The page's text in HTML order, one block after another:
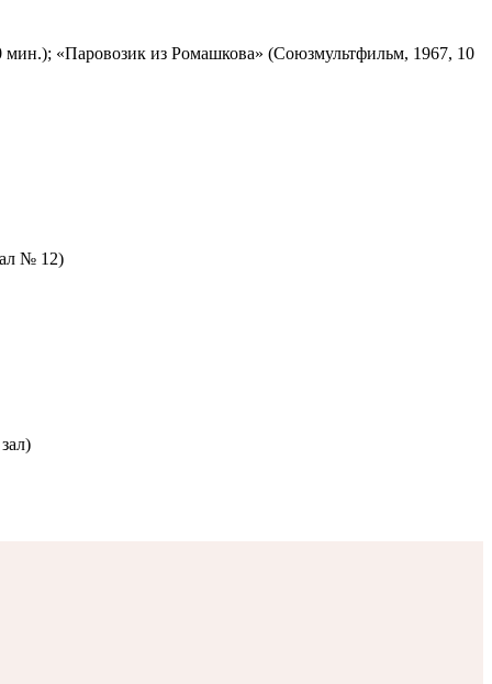
«Паровозик из Ромашкова» (Союзмультфильм, 1967, 10
№ 12)